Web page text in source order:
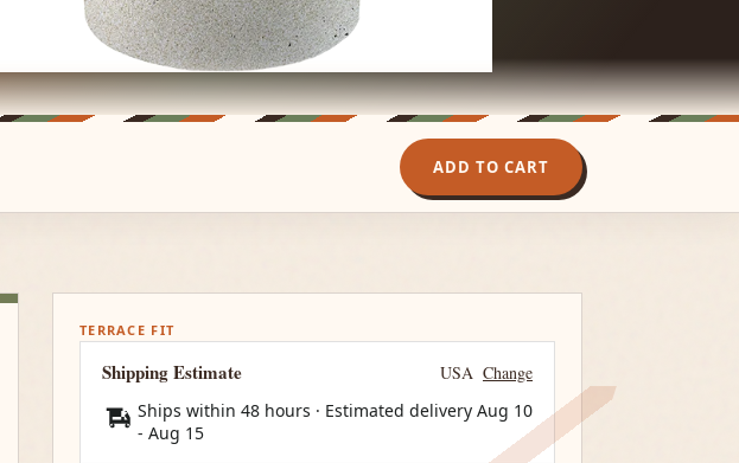
ADD TO CART
TERRACE FIT
Shipping Estimate USA Change
Ships within 48 hours · Estimated delivery Aug 10
- Aug 15